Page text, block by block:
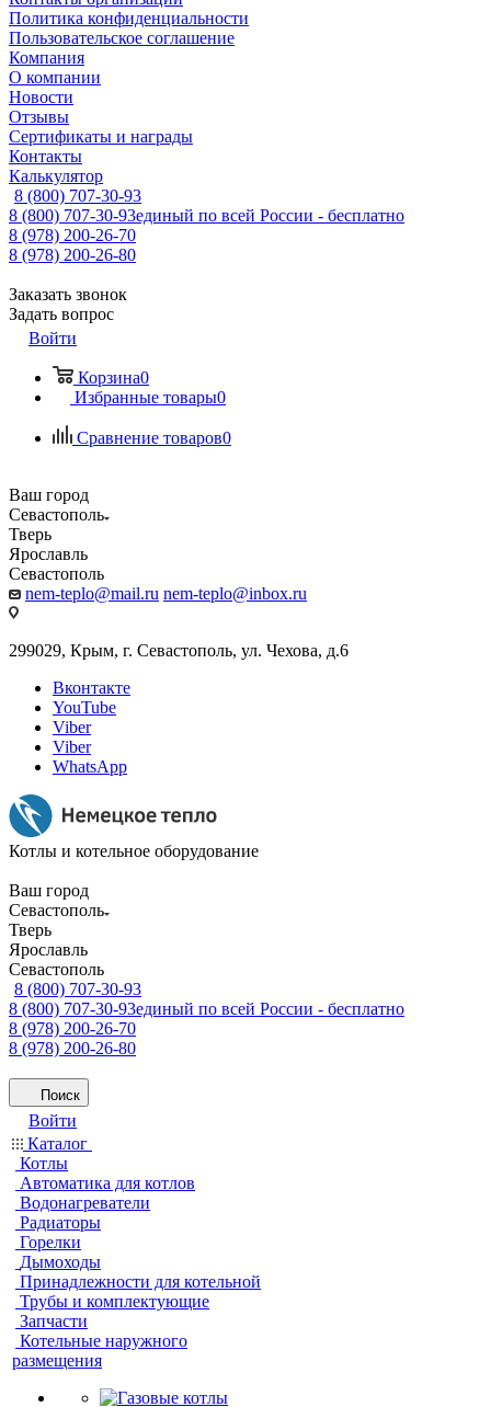
Политика конфиденциальности
Пользовательское соглашение
Компания
О компании
Новости
Отзывы
Сертификаты и награды
Контакты
Калькулятор
8 (800) 707-30-93
8 (800) 707-30-93единый по всей России - бесплатно
8 (978) 200-26-70
8 (978) 200-26-80
Заказать звонок
Задать вопрос
Войти
Корзина0
Избранные товары0
Сравнение товаров0
Ваш город
Севастополь
Тверь
Ярославль
Севастополь
nem-teplo@mail.ru nem-teplo@inbox.ru
299029, Крым, г. Севастополь, ул. Чехова, д.6
Вконтакте
YouTube
Viber
Viber
WhatsApp
Котлы и котельное оборудование
Ваш город
Севастополь
Тверь
Ярославль
Севастополь
8 (800) 707-30-93
8 (800) 707-30-93единый по всей России - бесплатно
8 (978) 200-26-70
8 (978) 200-26-80
Поиск
Войти
Каталог
Котлы
Автоматика для котлов
Водонагреватели
Радиаторы
Горелки
Дымоходы
Принадлежности для котельной
Трубы и комплектующие
Запчасти
Котельные наружного
размещения